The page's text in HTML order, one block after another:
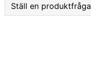
Ställ en produktfråga